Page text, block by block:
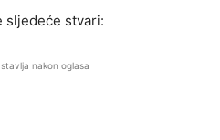
sljedeće stvari:
nakon oglasa